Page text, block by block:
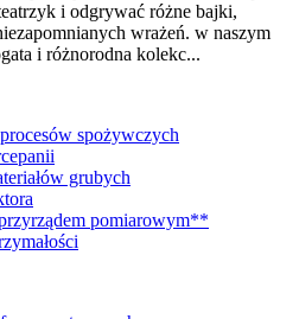
i odgrywać różne bajki,
wrażeń. w naszym
i różnorodna kolekc...
spożywczych
grubych
pomiarowym**